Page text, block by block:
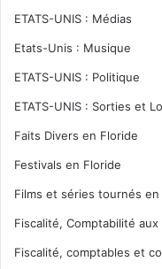
ETATS-UNIS : Médias
Etats-Unis : Musique
ETATS-UNIS : Politique
ETATS-UNIS : Sorties et
Faits Divers en Floride
Festivals en Floride
Films et séries tournés en
Fiscalité, Comptabilité
Fiscalité, comptables et